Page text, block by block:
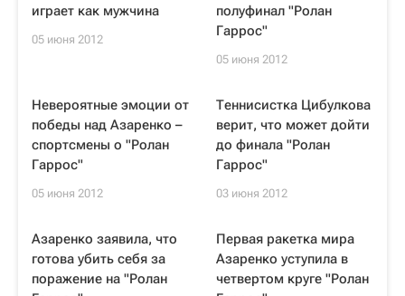
играет как мужчина
05 июня 2012
полуфинал "Ролан
Гаррос"
05 июня 2012
Невероятные эмоции от
победы над Азаренко –
спортсмены о "Ролан
Гаррос"
05 июня 2012
Теннисистка Цибулкова
верит, что может дойти
до финала "Ролан
Гаррос"
03 июня 2012
Азаренко заявила, что
готова убить себя за
поражение на "Ролан
Первая ракетка мира
Азаренко уступила в
четвертом круге "Ролан